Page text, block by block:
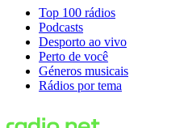
Top 100 rádios
Podcasts
Desporto ao vivo
Perto de você
Géneros musicais
Rádios por tema